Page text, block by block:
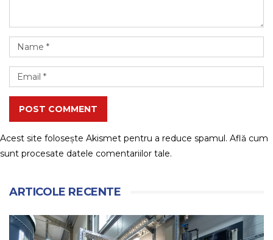
POST COMMENT
Acest site folosește Akismet pentru a reduce spamul. Află cum
sunt procesate datele comentariilor tale.
ARTICOLE RECENTE